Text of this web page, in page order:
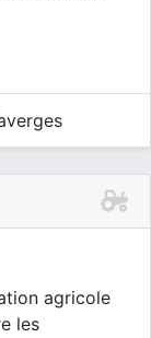
agricole
les